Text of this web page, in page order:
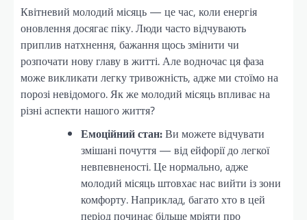
Квітневий молодий місяць — це час, коли енергія
оновлення досягає піку. Люди часто відчувають
приплив натхнення, бажання щось змінити чи
розпочати нову главу в житті. Але водночас ця фаза
може викликати легку тривожність, адже ми стоїмо на
порозі невідомого. Як же молодий місяць впливає на
різні аспекти нашого життя?
Емоційний стан:Ви можете відчувати
змішані почуття — від ейфорії до легкої
невпевненості. Це нормально, адже
молодий місяць штовхає нас вийти із зони
комфорту. Наприклад, багато хто в цей
період починає більше мріяти про